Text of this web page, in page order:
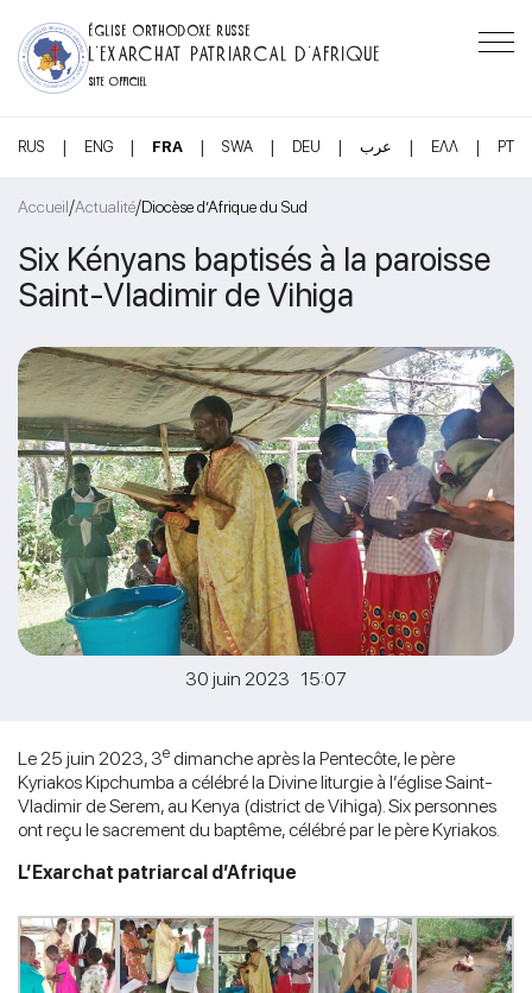
ÉGLISE ORTHODOXE RUSSE
L’EXARCHAT PATRIARCAL D’AFRIQUE
SITE OFFICIEL
RUS | ENG | FRA | SWA | DEU | عرب | ΕΛΛ | PT
Accueil/Actualité/Diocèse d’Afrique du Sud
Six Kényans baptisés à la paroisse
Saint-Vladimir de Vihiga
30 juin 2023 15:07
Le 25 juin 2023, 3e dimanche après la Pentecôte, le père
Kyriakos Kipchumba a célébré la Divine liturgie à l’église Saint-
Vladimir de Serem, au Kenya (district de Vihiga). Six personnes
ont reçu le sacrement du baptême, célébré par le père Kyriakos.
L’Exarchat patriarcal d’Afrique